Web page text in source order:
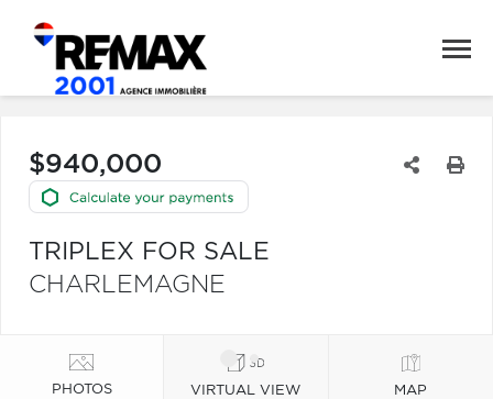
$940,000
TRIPLEX FOR SALE
CHARLEMAGNE
PHOTOS VIRTUAL VIEW MAP